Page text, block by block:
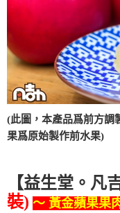
(此圖，本產品爲前方調
果爲原始製作前水果)
【益生堂。凡
裝) ～ 黃金蘋果果